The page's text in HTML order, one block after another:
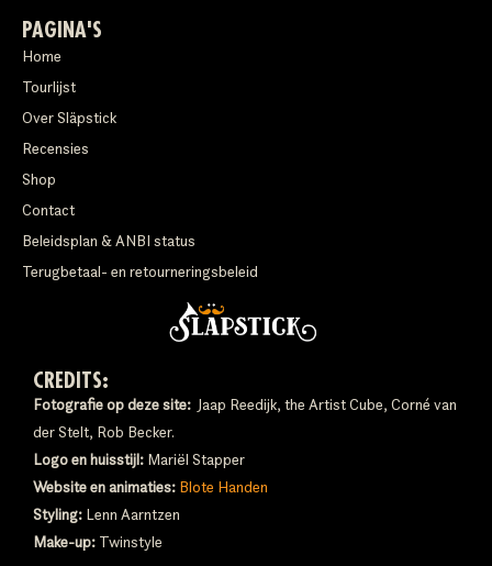
PAGINA'S
Home
Tourlijst
Over Släpstick
Recensies
Shop
Contact
Beleidsplan & ANBI status
Terugbetaal- en retourneringsbeleid
CREDITS:
Fotografie op deze site: Jaap Reedijk, the Artist Cube, Corné van
der Stelt, Rob Becker.
Logo en huisstijl: Mariël Stapper
Website en animaties: Blote Handen
Styling: Lenn Aarntzen
Make-up: Twinstyle